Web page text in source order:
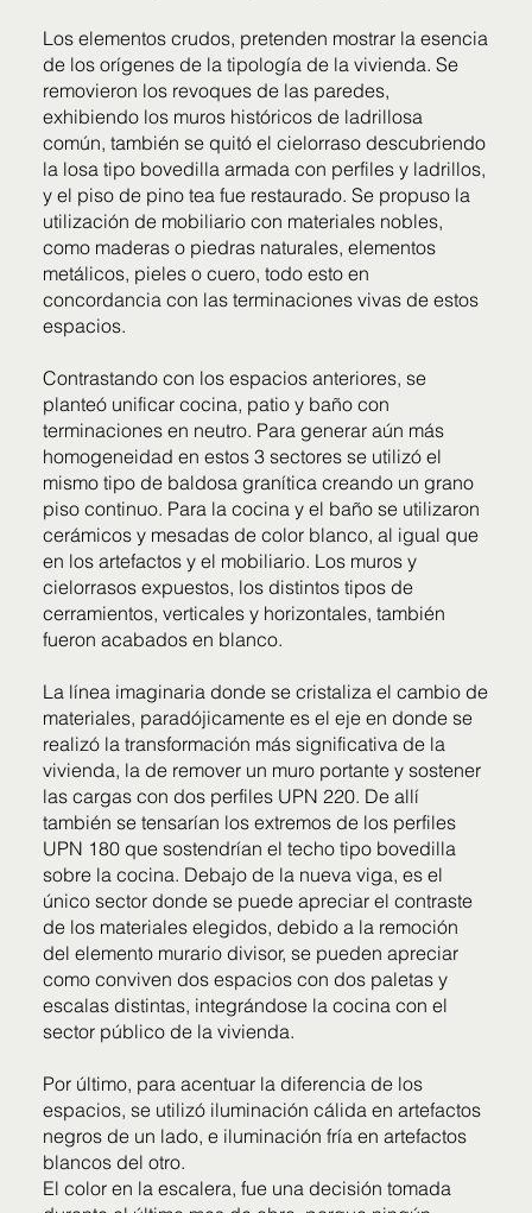
Los elementos crudos, pretenden mostrar la esencia
de los orígenes de la tipología de la vivienda. Se
removieron los revoques de las paredes,
exhibiendo los muros históricos de ladrillosa
común, también se quitó el cielorraso descubriendo
la losa tipo bovedilla armada con perfiles y ladrillos,
y el piso de pino tea fue restaurado. Se propuso la
utilización de mobiliario con materiales nobles,
como maderas o piedras naturales, elementos
metálicos, pieles o cuero, todo esto en
concordancia con las terminaciones vivas de estos
espacios.
Contrastando con los espacios anteriores, se
planteó unificar cocina, patio y baño con
terminaciones en neutro. Para generar aún más
homogeneidad en estos 3 sectores se utilizó el
mismo tipo de baldosa granítica creando un grano
piso continuo. Para la cocina y el baño se utilizaron
cerámicos y mesadas de color blanco, al igual que
en los artefactos y el mobiliario. Los muros y
cielorrasos expuestos, los distintos tipos de
cerramientos, verticales y horizontales, también
fueron acabados en blanco.
La línea imaginaria donde se cristaliza el cambio de
materiales, paradójicamente es el eje en donde se
realizó la transformación más significativa de la
vivienda, la de remover un muro portante y sostener
las cargas con dos perfiles UPN 220. De allí
también se tensarían los extremos de los perfiles
UPN 180 que sostendrían el techo tipo bovedilla
sobre la cocina. Debajo de la nueva viga, es el
único sector donde se puede apreciar el contraste
de los materiales elegidos, debido a la remoción
del elemento murario divisor, se pueden apreciar
como conviven dos espacios con dos paletas y
escalas distintas, integrándose la cocina con el
sector público de la vivienda.
Por último, para acentuar la diferencia de los
espacios, se utilizó iluminación cálida en artefactos
negros de un lado, e iluminación fría en artefactos
blancos del otro.
El color en la escalera, fue una decisión tomada